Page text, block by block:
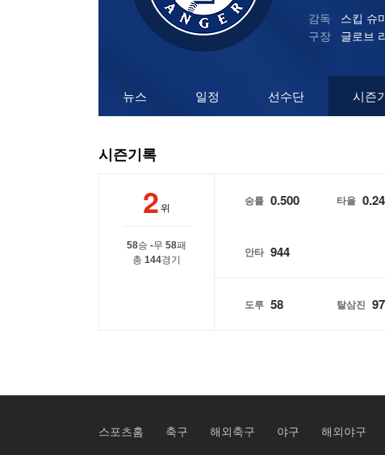
감독
스킵 슈
구장
글로브
뉴스 일정 선수단 시즌
시즌기록
2 위
승
58 무
- 패
58
총 144경기
승률 0.500 타율
안타 944
도루 58 탈삼진
스포츠홈 축구 해외축구 야구 해외야구